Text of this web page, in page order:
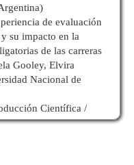
de evaluación
su impacto en la
de las carreras
Gooley, Elvira
Nacional de
Científica /
(Argentina).